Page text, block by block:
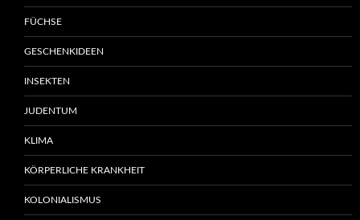
FÜCHSE
GESCHENKIDEEN
INSEKTEN
JUDENTUM
KLIMA
KÖRPERLICHE KRANKHEIT
KOLONIALISMUS